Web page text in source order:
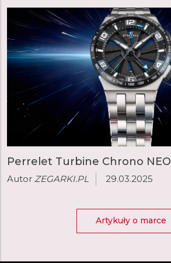
Perrelet Turbine Chrono NEO
Autor ZEGARKI.PL 29.03.2025
Artykuły o marce